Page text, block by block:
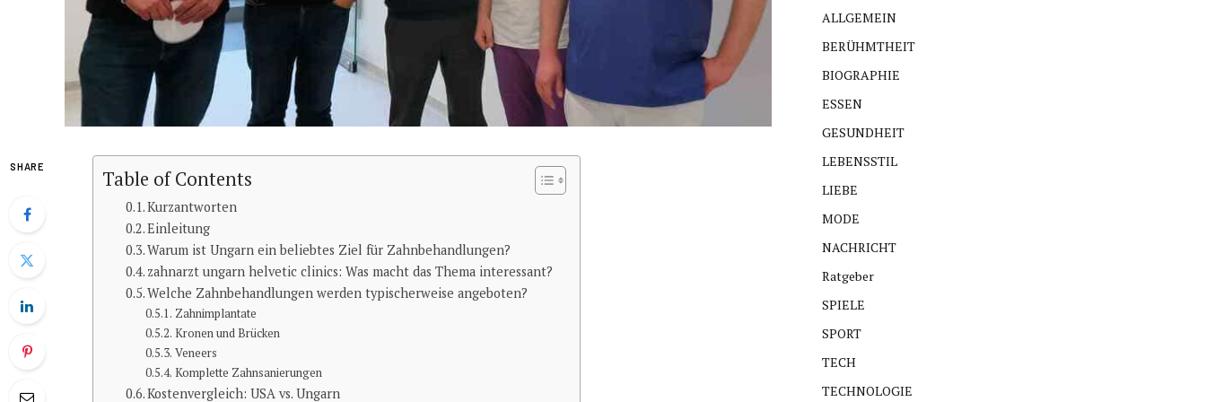
SHARE
Table of Contents
Kurzantworten
Einleitung
Warum ist Ungarn ein beliebtes Ziel für Zahnbehandlungen?
zahnarzt ungarn helvetic clinics: Was macht das Thema interessant?
Welche Zahnbehandlungen werden typischerweise angeboten?
Zahnimplantate
Kronen und Brücken
Veneers
Komplette Zahnsanierungen
Kostenvergleich: USA vs. Ungarn
ALLGEMEIN
BERÜHMTHEIT
BIOGRAPHIE
ESSEN
GESUNDHEIT
LEBENSSTIL
LIEBE
MODE
NACHRICHT
Ratgeber
SPIELE
SPORT
TECH
TECHNOLOGIE